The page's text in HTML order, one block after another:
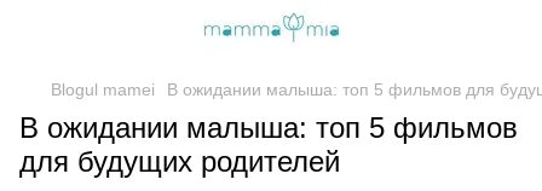
Blogul mamei В ожидании малыша: топ 5 фильмов для
В ожидании малыша: топ 5 фильмов
для будущих родителей